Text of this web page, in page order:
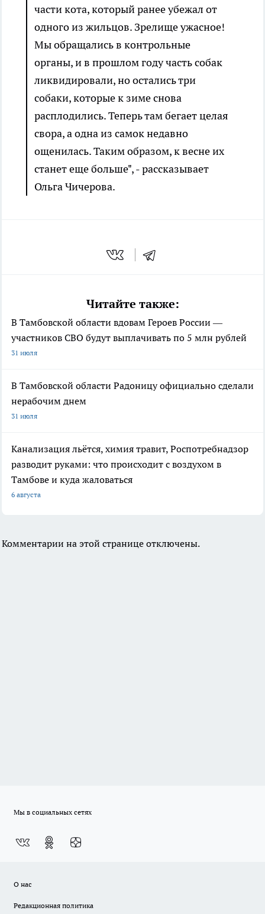
части кота, который ранее убежал от
одного из жильцов. Зрелище ужасное!
Мы обращались в контрольные
органы, и в прошлом году часть собак
ликвидировали, но остались три
собаки, которые к зиме снова
расплодились. Теперь там бегает целая
свора, а одна из самок недавно
ощенилась. Таким образом, к весне их
станет еще больше", - рассказывает
Ольга Чичерова.
Читайте также:
В Тамбовской области вдовам Героев России —
участников СВО будут выплачивать по 5 млн рублей
31 июля
В Тамбовской области Радоницу официально сделали
нерабочим днем
31 июля
Канализация льётся, химия травит, Роспотребнадзор
разводит руками: что происходит с воздухом в
Тамбове и куда жаловаться
6 августа
Комментарии на этой странице отключены.
Мы в социальных сетях
О нас
Редакционная политика